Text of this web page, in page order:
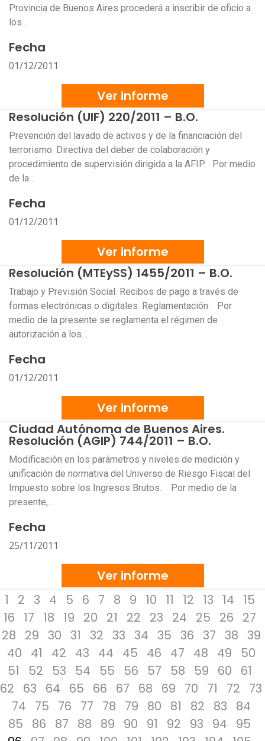
Provincia de Buenos Aires procederá a inscribir de oficio a
los…
Fecha
01/12/2011
Ver informe
Resolución (UIF) 220/2011 – B.O.
Prevención del lavado de activos y de la financiación del
terrorismo. Directiva del deber de colaboración y
procedimiento de supervisión dirigida a la AFIP. Por medio
de la…
Fecha
01/12/2011
Ver informe
Resolución (MTEySS) 1455/2011 – B.O.
Trabajo y Previsión Social. Recibos de pago a través de
formas electrónicas o digitales. Reglamentación. Por
medio de la presente se reglamenta el régimen de
autorización a los…
Fecha
01/12/2011
Ver informe
Ciudad Autónoma de Buenos Aires.
Resolución (AGIP) 744/2011 – B.O.
Modificación en los parámetros y niveles de medición y
unificación de normativa del Universo de Riesgo Fiscal del
Impuesto sobre los Ingresos Brutos. Por medio de la
presente,…
Fecha
25/11/2011
Ver informe
1
2 3 4 5 6 7 8 9 10 11 12 13 14
15
16
17 18 19 20 21 22 23 24 25 26
27
28
29 30 31 32 33 34 35 36 37 38 39
40
41 42 43 44 45 46 47 48 49
50
51
52 53 54 55 56 57 58 59 60
61
62
63 64 65 66 67 68 69 70 71 72
73
74
75 76 77 78 79 80 81 82 83
84
85
86 87 88 89 90 91 92 93 94
95